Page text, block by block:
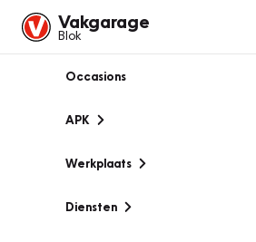
Vakgarage
Blok
Occasions
APK
Werkplaats
Diensten